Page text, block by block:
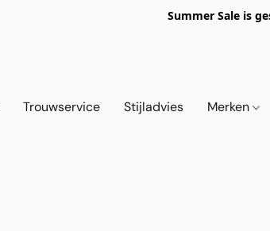
Summer Sale is
Trouwservice Stijladvies Merken